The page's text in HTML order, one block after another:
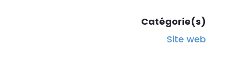
Catégorie(s)
Site web